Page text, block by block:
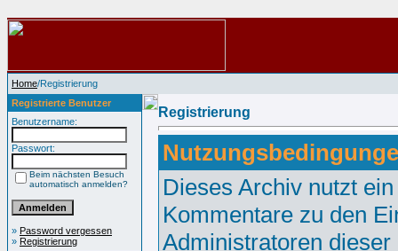
Home/Registrierung
Registrierte Benutzer
Benutzername:
Passwort:
Beim nächsten Besuch
automatisch anmelden?
» Password vergessen
» Registrierung
Registrierung
Dieses Archiv nutzt
Kommentare zu den
Administratoren